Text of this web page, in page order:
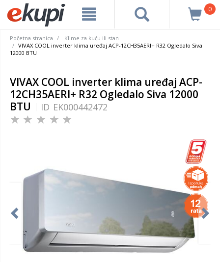
0
Početna stranica
Klime za kuću ili stan
VIVAX COOL inverter klima uređaj ACP-12CH35AERI+ R32 Ogledalo Siva
12000 BTU
VIVAX COOL inverter klima uređaj ACP-
12CH35AERI+ R32 Ogledalo Siva 12000
BTU
ID EK000442472